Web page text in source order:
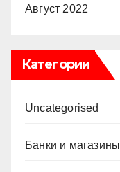
Август 2022
Категории
Uncategorised
Банки и магазины